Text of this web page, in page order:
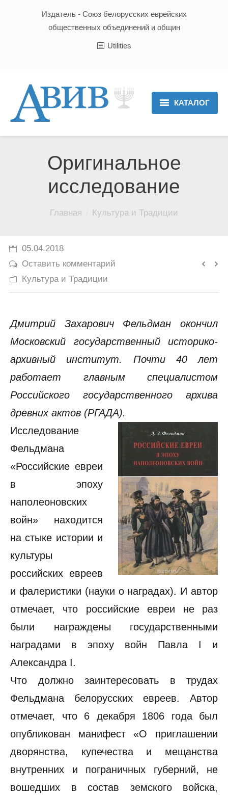
Издатель - Союз белорусских еврейских
общественных объединений и общин
Utilities
КАТАЛОГ
Хроника
Юмор
Оригинальное
исследование
Вы здесь:Главная Культура и Традиции
05.04.2018
Оставить комментарий
Культура и Традиции
Дмитрий Захарович Фельдман окончил
Московский государственный историко-
архивный институт. Почти 40 лет
работает главным специалистом
Российского государственного архива
древних актов (РГАДА).
Исследование
Фельдмана
«Российские евреи
в эпоху
наполеоновских
войн» находится
на стыке истории и
культуры
российских евреев
и фалеристики (науки о наградах). И автор
отмечает, что российские евреи не раз
были награждены государственными
наградами в эпоху войн Павла I и
Александра I.
Что должно заинтересовать в трудах
Фельдмана белорусских евреев. Автор
отмечает, что 6 декабря 1806 года был
опубликован манифест «О приглашении
дворянства, купечества и мещанства
внутренних и пограничных губерний, не
вошедших в состав земского войска,